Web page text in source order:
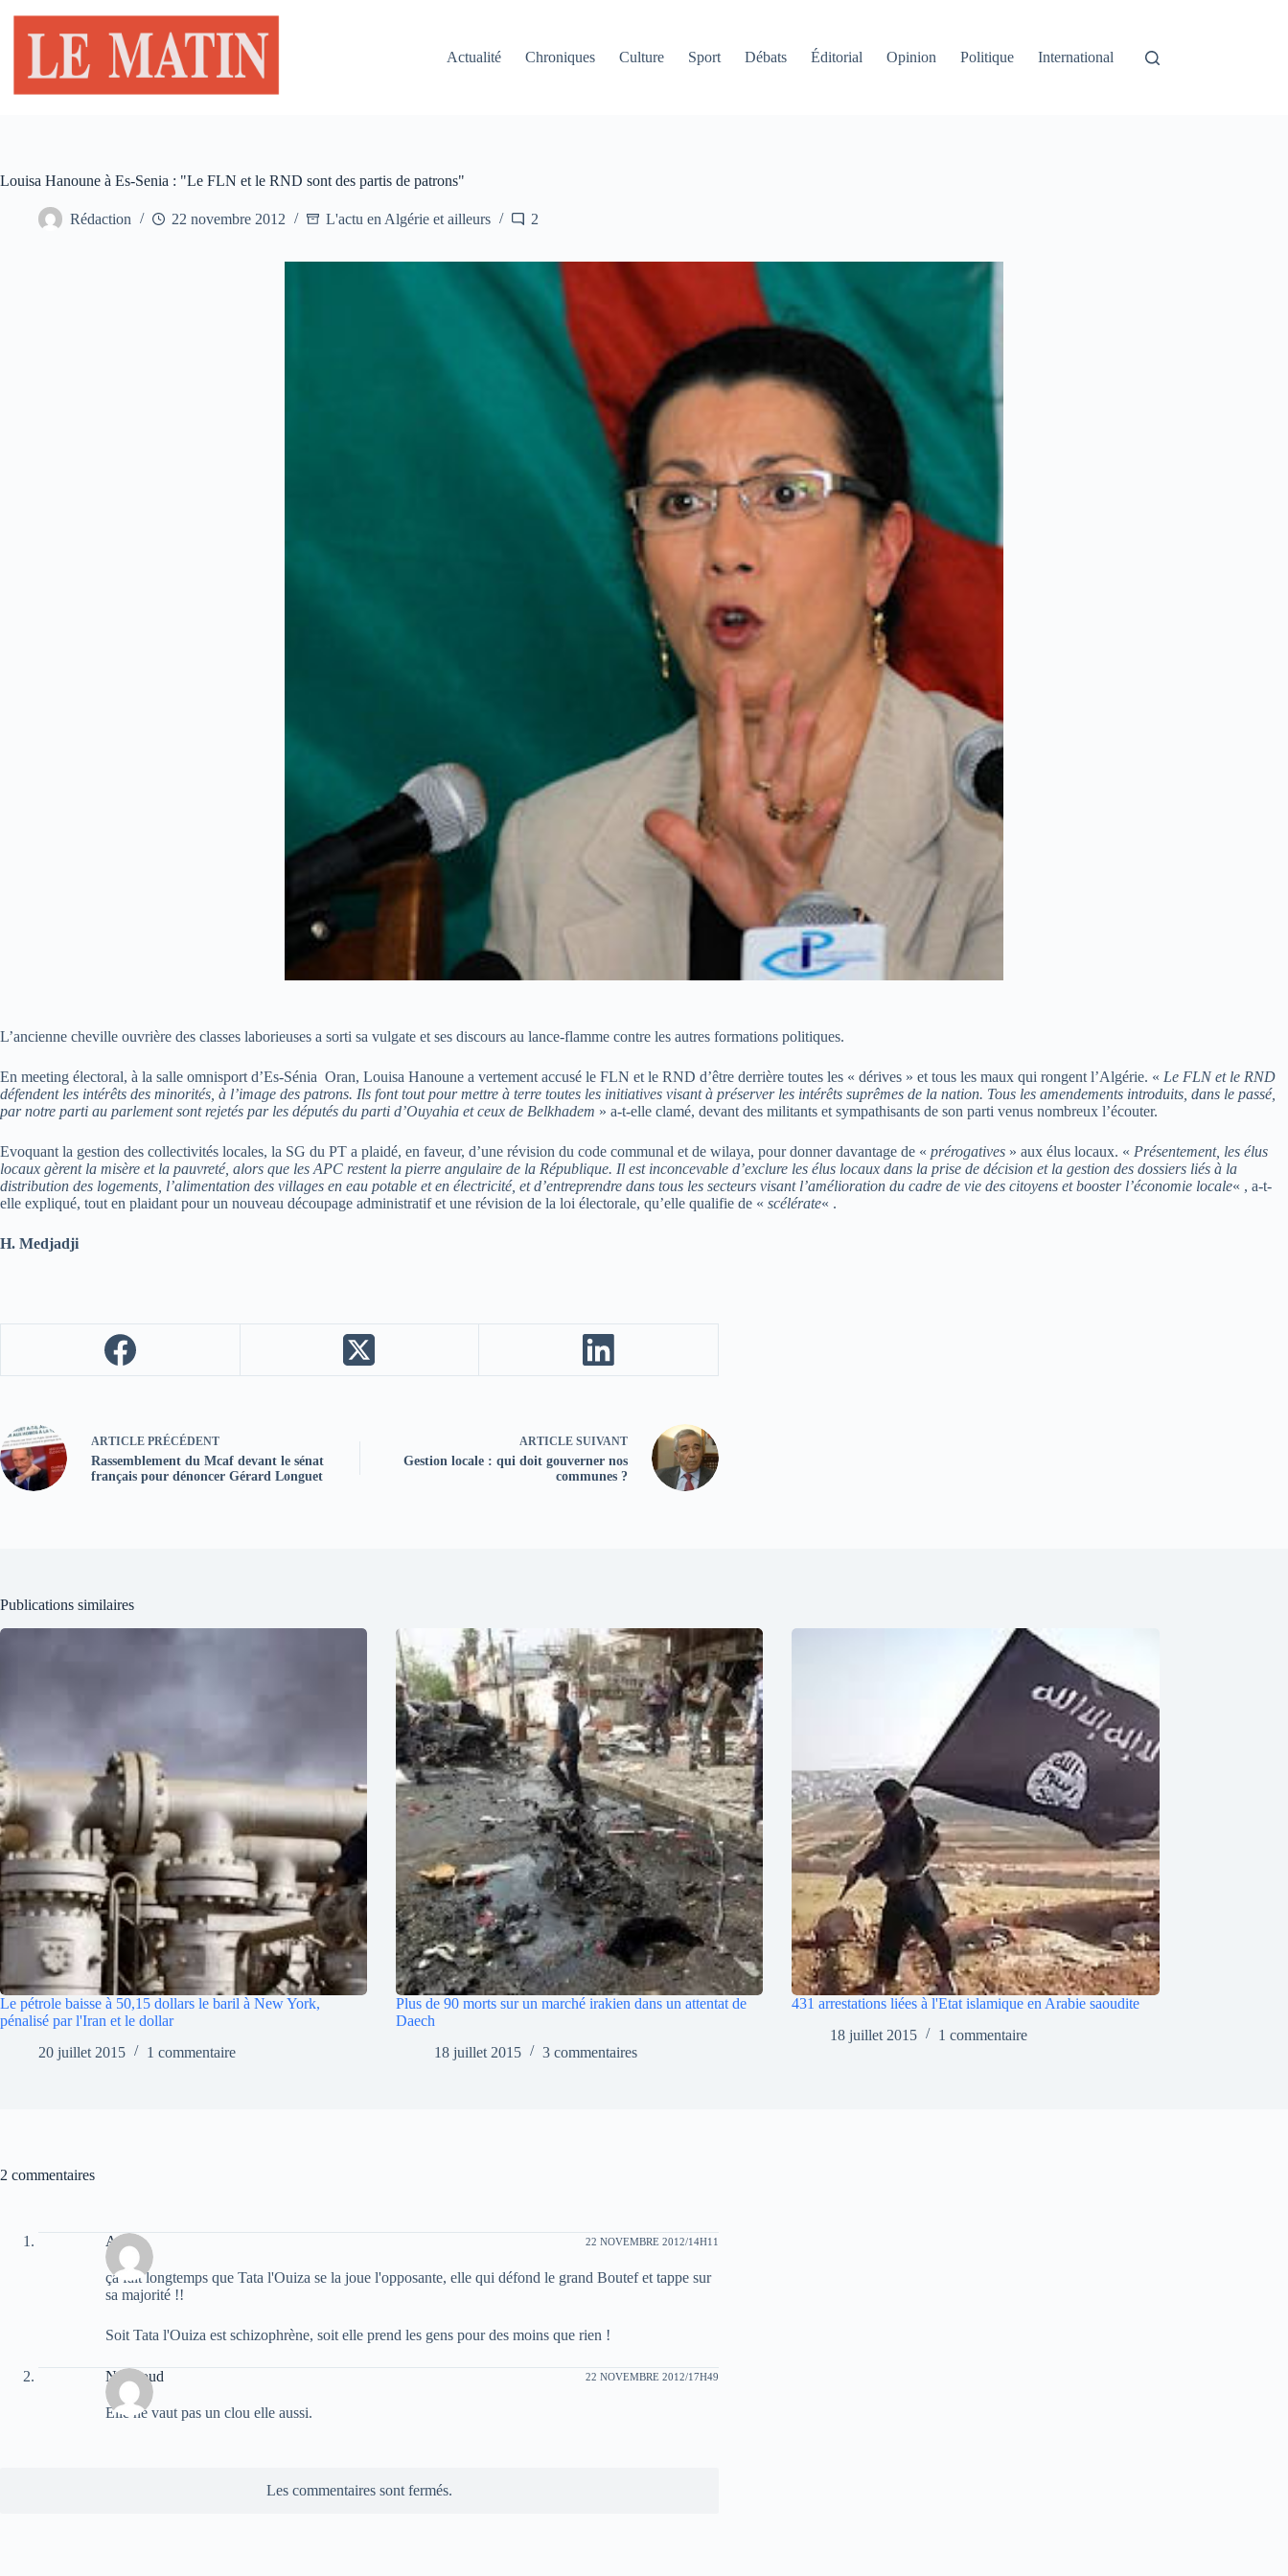
contenu
Actualité
Chroniques Culture Sport Débats Éditorial Opinion Politique International
Louisa Hanoune à Es-Senia : "Le FLN et le RND sont des partis de patrons"
Rédaction 22 novembre 2012 L'actu en Algérie et ailleurs 2
L’ancienne cheville ouvrière des classes laborieuses a sorti sa vulgate et ses discours au lance-flamme contre les autres formations politiques.
En meeting électoral, à la salle omnisport d’Es-Sénia Oran, Louisa Hanoune a vertement accusé le FLN et le RND d’être derrière toutes les « dérives » et tous les maux qui rongent l’Algérie. « Le FLN et le RND
défendent les intérêts des minorités, à l’image des patrons. Ils font tout pour mettre à terre toutes les initiatives visant à préserver les intérêts suprêmes de la nation. Tous les amendements introduits, dans le passé,
par notre parti au parlement sont rejetés par les députés du parti d’Ouyahia et ceux de Belkhadem » a-t-elle clamé, devant des militants et sympathisants de son parti venus nombreux l’écouter.
Evoquant la gestion des collectivités locales, la SG du PT a plaidé, en faveur, d’une révision du code communal et de wilaya, pour donner davantage de « prérogatives » aux élus locaux. « Présentement, les élus
locaux gèrent la misère et la pauvreté, alors que les APC restent la pierre angulaire de la République. Il est inconcevable d’exclure les élus locaux dans la prise de décision et la gestion des dossiers liés à la
distribution des logements, l’alimentation des villages en eau potable et en électricité, et d’entreprendre dans tous les secteurs visant l’amélioration du cadre de vie des citoyens et booster l’économie locale« , a-t-
elle expliqué, tout en plaidant pour un nouveau découpage administratif et une révision de la loi électorale, qu’elle qualifie de « scélérate« .
H. Medjadji
ARTICLE PRÉCÉDENT
Rassemblement du Mcaf devant le sénat
français pour dénoncer Gérard Longuet
ARTICLE SUIVANT
Gestion locale : qui doit gouverner nos
communes ?
Publications similaires
Le pétrole baisse à 50,15 dollars le baril à New York,
pénalisé par l'Iran et le dollar
20 juillet 2015
1 commentaire
Plus de 90 morts sur un marché irakien dans un attentat de
Daech
18 juillet 2015
3 commentaires
431 arrestations liées à l'Etat islamique en Arabie saoudite
18 juillet 2015
1 commentaire
2 commentaires
Arris 22 NOVEMBRE 2012/14H11
ça fait longtemps que Tata l'Ouiza se la joue l'opposante, elle qui défond le grand Boutef et tappe sur
sa majorité !!
Soit Tata l'Ouiza est schizophrène, soit elle prend les gens pour des moins que rien !
Notproud 22 NOVEMBRE 2012/17H49
Elle ne vaut pas un clou elle aussi.
Les commentaires sont fermés.